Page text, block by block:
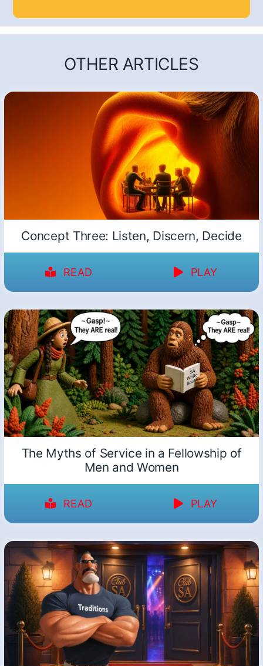
OTHER ARTICLES
Concept Three: Listen, Discern, Decide
READ PLAY
The Myths of Service in a Fellowship of
Men and Women
READ PLAY